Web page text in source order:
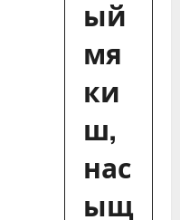
ый
мя
ки
ш,
нас
ыщ